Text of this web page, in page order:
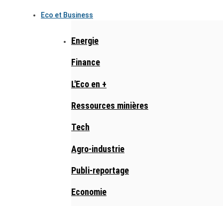
Eco et Business
Energie
Finance
L'Eco en +
Ressources minières
Tech
Agro-industrie
Publi-reportage
Economie